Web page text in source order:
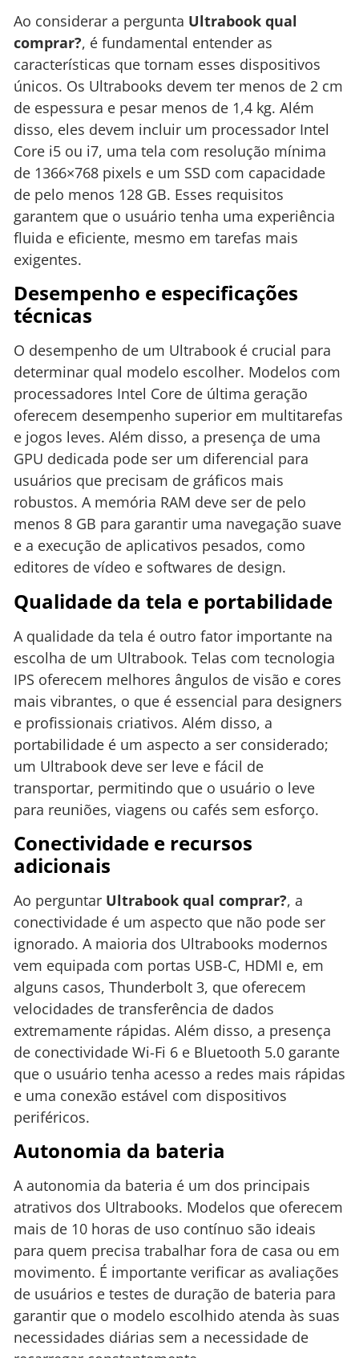
Ao considerar a pergunta Ultrabook qual
comprar?, é fundamental entender as
características que tornam esses dispositivos
únicos. Os Ultrabooks devem ter menos de 2 cm
de espessura e pesar menos de 1,4 kg. Além
disso, eles devem incluir um processador Intel
Core i5 ou i7, uma tela com resolução mínima
de 1366×768 pixels e um SSD com capacidade
de pelo menos 128 GB. Esses requisitos
garantem que o usuário tenha uma experiência
fluida e eficiente, mesmo em tarefas mais
exigentes.
Desempenho e especificações
técnicas
O desempenho de um Ultrabook é crucial para
determinar qual modelo escolher. Modelos com
processadores Intel Core de última geração
oferecem desempenho superior em multitarefas
e jogos leves. Além disso, a presença de uma
GPU dedicada pode ser um diferencial para
usuários que precisam de gráficos mais
robustos. A memória RAM deve ser de pelo
menos 8 GB para garantir uma navegação suave
e a execução de aplicativos pesados, como
editores de vídeo e softwares de design.
Qualidade da tela e portabilidade
A qualidade da tela é outro fator importante na
escolha de um Ultrabook. Telas com tecnologia
IPS oferecem melhores ângulos de visão e cores
mais vibrantes, o que é essencial para designers
e profissionais criativos. Além disso, a
portabilidade é um aspecto a ser considerado;
um Ultrabook deve ser leve e fácil de
transportar, permitindo que o usuário o leve
para reuniões, viagens ou cafés sem esforço.
Conectividade e recursos
adicionais
Ao perguntar Ultrabook qual comprar?, a
conectividade é um aspecto que não pode ser
ignorado. A maioria dos Ultrabooks modernos
vem equipada com portas USB-C, HDMI e, em
alguns casos, Thunderbolt 3, que oferecem
velocidades de transferência de dados
extremamente rápidas. Além disso, a presença
de conectividade Wi-Fi 6 e Bluetooth 5.0 garante
que o usuário tenha acesso a redes mais rápidas
e uma conexão estável com dispositivos
periféricos.
Autonomia da bateria
A autonomia da bateria é um dos principais
atrativos dos Ultrabooks. Modelos que oferecem
mais de 10 horas de uso contínuo são ideais
para quem precisa trabalhar fora de casa ou em
movimento. É importante verificar as avaliações
de usuários e testes de duração de bateria para
garantir que o modelo escolhido atenda às suas
necessidades diárias sem a necessidade de